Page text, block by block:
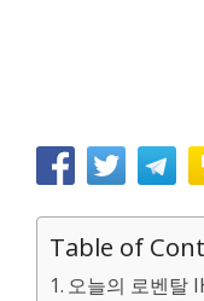
Table of
오늘의 로벤탈